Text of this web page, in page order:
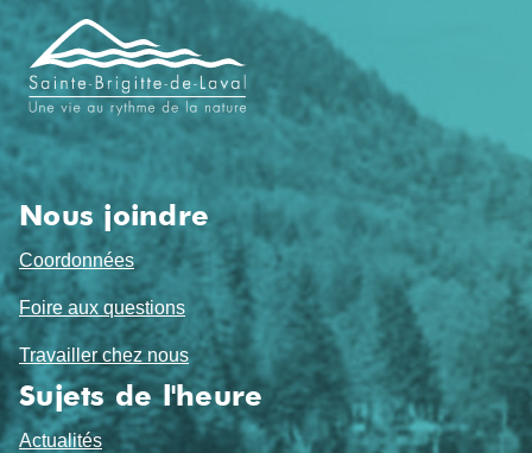
Navigation
de
pied
de
page
Nous joindre
Coordonnées
Foire aux questions
Travailler chez nous
Sujets de l'heure
Actualités